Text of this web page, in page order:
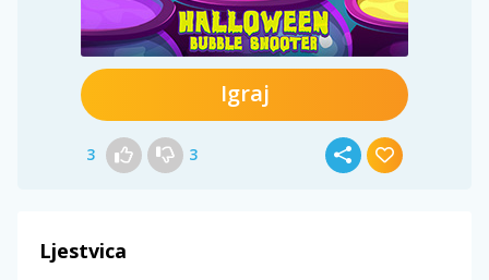
Igraj
3 3
Ljestvica